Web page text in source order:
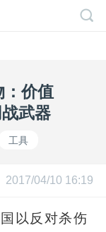
：价值
武器
工具
2017/04/10 16:19
以反对杀伤